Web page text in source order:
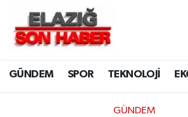
GÜNDEM SPOR TEKNOLOJİ
GÜNDEM
CANLI YAYIN
ASAYİŞ
BİLİM VE TEKNOLOJİ
Merkez Hava Durumu
Merkez Trafik Yoğunluk Haritası
Süper Lig Puan Durumu ve Fikstür